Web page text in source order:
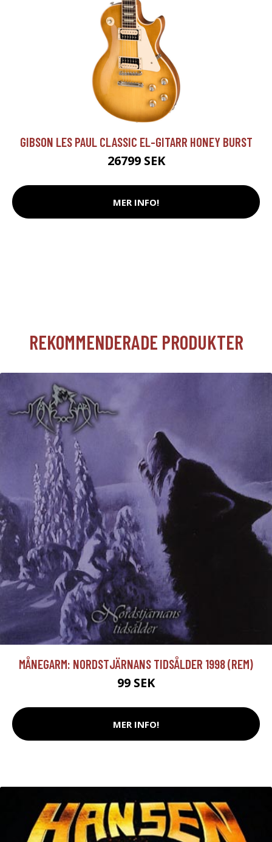
GIBSON LES PAUL CLASSIC EL-GITARR HONEY BURST
26799 SEK
MER INFO!
REKOMMENDERADE PRODUKTER
MÅNEGARM: NORDSTJÄRNANS TIDSÅLDER 1998 (REM)
99 SEK
MER INFO!